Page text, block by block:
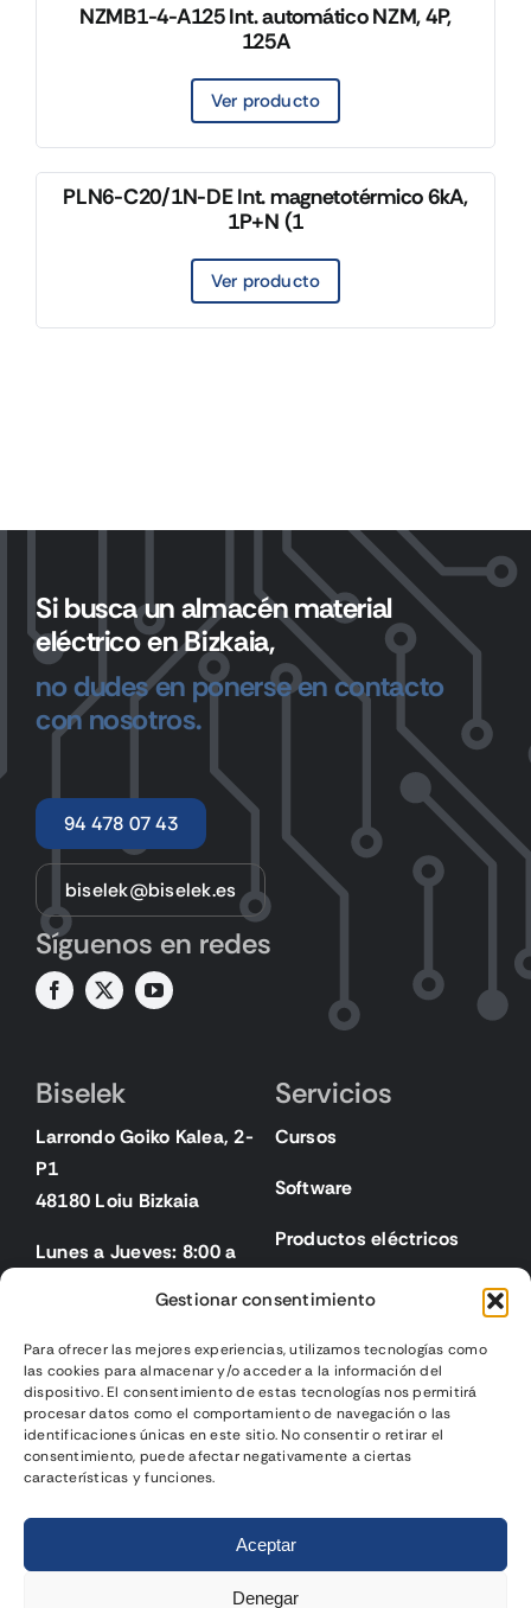
Gestionar consentimiento
Para ofrecer las mejores experiencias, utilizamos tecnologías como
las cookies para almacenar y/o acceder a la información del
dispositivo. El consentimiento de estas tecnologías nos permitirá
procesar datos como el comportamiento de navegación o las
identificaciones únicas en este sitio. No consentir o retirar el
consentimiento, puede afectar negativamente a ciertas
características y funciones.
Aceptar
Denegar
NZMB1-4-A125 Int. automático NZM, 4P,
125A
Ver producto
PLN6-C20/1N-DE Int. magnetotérmico 6kA,
1P+N (1
Ver producto
Si busca un almacén material
eléctrico en Bizkaia,
no dudes en ponerse en contacto
con nosotros.
94 478 07 43
biselek@biselek.es
Síguenos en redes
Biselek
Larrondo Goiko Kalea, 2-
P1
48180 Loiu Bizkaia
Lunes a Jueves: 8:00 a
Servicios
Cursos
Software
Productos eléctricos
Legal
Aviso legal
Política de privacidad
Página web diseñadapor
Gurenet Teknologia